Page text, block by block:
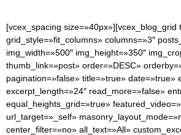
[vcex_spacing size=»40px»][vcex_blog_grid
grid_style=»fit_columns» columns=»3″
img_width=»500″ img_height=»350″
thumb_link=»post» order=»DESC»
pagination=»false» title=»true» date=»true»
excerpt_length=»24″ read_more=»false»
equal_heights_grid=»true»
url_target=»_self»
center_filter=»no» all_text=»All»